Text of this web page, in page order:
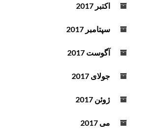
اکتبر 2017
سپتامبر 2017
آگوست 2017
جولای 2017
ژوئن 2017
می 2017